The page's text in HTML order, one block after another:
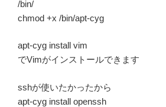
/bin/
chmod +x /bin/apt-cyg
apt-cyg install vim
でVimがインストールできます
sshが使いたかったから
apt-cyg install openssh